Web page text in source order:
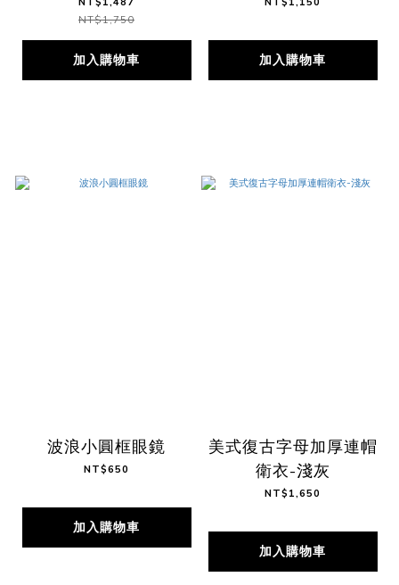
NT$1,750
加入購物車 加入購物車
波浪小圓框眼鏡
NT$650
加入購物車
美式復古字母加厚連帽
衛衣-淺灰
NT$1,650
加入購物車